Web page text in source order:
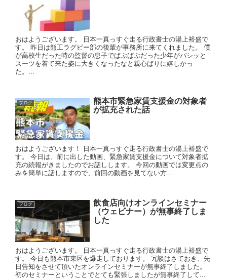
おはようございます。 日本一真っすぐ走る行政書士の湯上裕盛で
す。 昨日は熊工ラグビー部の後輩が事務所に来てくれました。 僕
が高校生だった時の監督の息子でばぶばぶだった少年がバシッと
スーツを着て来た姿に大きくなったなと親心ばりに嬉しかっ
た。...
ブログ
熊本市緊急家賃支援金の対象者
が拡充された話
おはようございます！ 日本一真っすぐ走る行政書士の湯上裕盛で
す。 今日は、前に出した動画、緊急家賃支援金について対象者拡
充の続報がきましたのでお話しします。 今回の動画では変更点の
みを簡単に話しますので、前回の動画を見てない方...
ブログ
飲食店向けオンラインセミナー
（ウェビナー）が無事終了しま
した
おはようございます。 日本一真っすぐ走る行政書士の湯上裕盛で
す。 今日も熊本市東区を爆走しております。 冗談はさておき、先
日告知をさせて頂いたオンラインセミナーが無事終了しました。
初のセミナーということでとても緊張しましたが無事終了して...